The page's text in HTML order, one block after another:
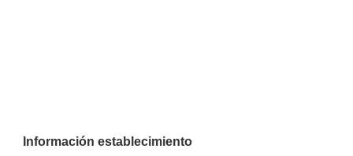
Información establecimiento